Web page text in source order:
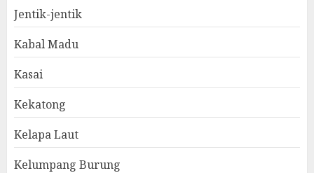
Jentik-jentik
Kabal Madu
Kasai
Kekatong
Kelapa Laut
Kelumpang Burung